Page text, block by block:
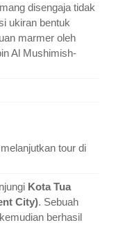
disengaja tidak
ukiran bentuk
marmer oleh
Al Mushimish-
tour di
Kota Tua
City). Sebuah
berhasil